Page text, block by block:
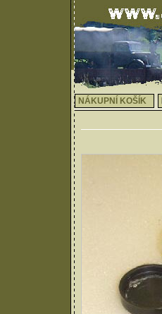
NÁKUPNÍ KOŠÍK